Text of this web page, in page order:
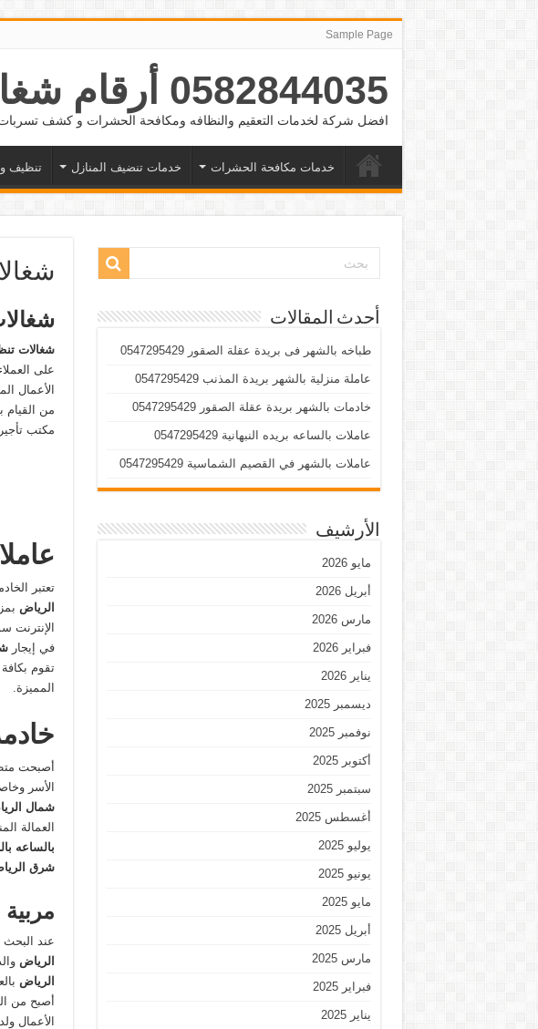
Sample Page
0582844035 أرقام شغالات بالشهر الرياض والدمام وجده
افضل شركة لخدمات التعقيم والنظافه ومكافحة الحشرات و كشف
خدمات مكافحة الحشرات خدمات تنضيف المنازل تنظيف
شغالات
على
الأعمال
من القيام
مكتب
تعتبر
الرياض
في إيجار
تقوم
المميزة.
أصبحت
الأسر
شمال
العمالة
بالساعه
شرق
عند
الرياض
الرياض
أصبح من
الأعمال
أحدث المقالات
طباخه بالشهر فى بريدة عقلة الصقور 0547295429
عاملة منزلية بالشهر بريدة المذنب 0547295429
خادمات بالشهر بريدة عقلة الصقور 0547295429
عاملات بالساعه بريده النبهانية 0547295429
عاملات بالشهر في القصيم الشماسية 0547295429
الأرشيف
مايو 2026
أبريل 2026
مارس 2026
فبراير 2026
يناير 2026
ديسمبر 2025
نوفمبر 2025
أكتوبر 2025
سبتمبر 2025
أغسطس 2025
يوليو 2025
يونيو 2025
مايو 2025
أبريل 2025
مارس 2025
فبراير 2025
يناير 2025